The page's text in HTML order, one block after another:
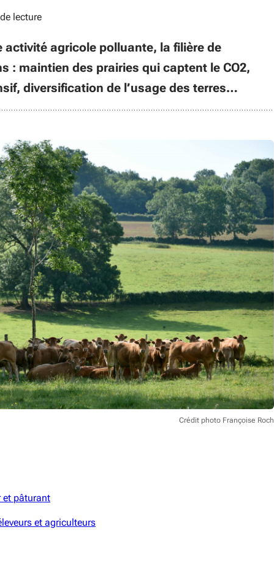
lecture
agricole polluante, la filière de
: maintien des prairies qui captent le CO2,
diversification de l’usage des terres…
Crédit photo Françoise Roch
et pâturant
et agriculteurs